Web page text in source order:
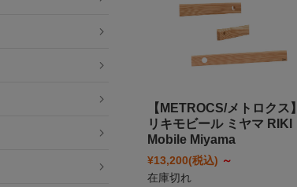
【METROCS/メトロクス】
リキモビール ミヤマ RIKI
Mobile Miyama
¥13,200(税込) ～
在庫切れ